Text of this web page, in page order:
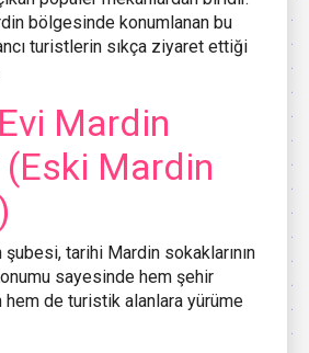
bölgesinde konumlanan bu
turistlerin sıkça ziyaret ettiği
Mardin
(Eski Mardin
şubesi, tarihi Mardin sokaklarının
sayesinde hem şehir
hem de turistik alanlara yürüme